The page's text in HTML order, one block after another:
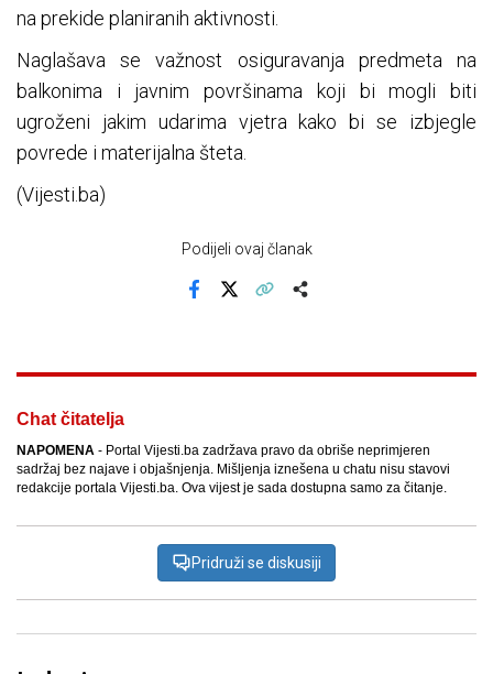
na prekide planiranih aktivnosti.
Naglašava se važnost osiguravanja predmeta na
balkonima i javnim površinama koji bi mogli biti
ugroženi jakim udarima vjetra kako bi se izbjegle
povrede i materijalna šteta.
(Vijesti.ba)
Podijeli ovaj članak
Chat čitatelja
NAPOMENA - Portal Vijesti.ba zadržava pravo da obriše neprimjeren
sadržaj bez najave i objašnjenja. Mišljenja iznešena u chatu nisu stavovi
redakcije portala Vijesti.ba. Ova vijest je sada dostupna samo za čitanje.
Pridruži se diskusiji